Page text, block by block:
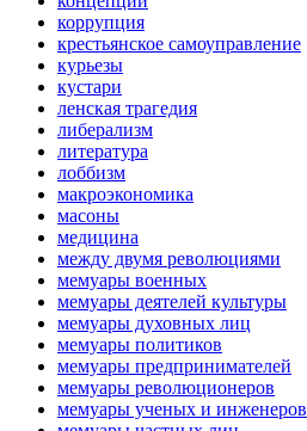
коррупция
крестьянское самоуправление
курьезы
кустари
ленская трагедия
либерализм
литература
лоббизм
макроэкономика
масоны
медицина
между двумя революциями
мемуары военных
мемуары деятелей культуры
мемуары духовных лиц
мемуары политиков
мемуары предпринимателей
мемуары революционеров
мемуары ученых и инженеров